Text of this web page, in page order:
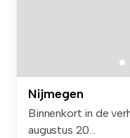
Nijmegen
Binnenkort in de
augustus 20...